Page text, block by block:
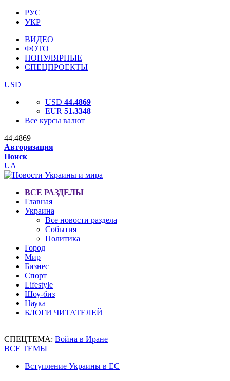
РУС
УКР
ВИДЕО
ФОТО
ПОПУЛЯРНЫЕ
СПЕЦПРОЕКТЫ
USD
USD 44.4869
EUR 51.3348
Все курсы валют
44.4869
Авторизация
Поиск
UA
ВСЕ РАЗДЕЛЫ
Главная
Украина
Все новости раздела
События
Политика
Город
Мир
Бизнес
Спорт
Lifestyle
Шоу-биз
Наука
БЛОГИ ЧИТАТЕЛЕЙ
СПЕЦТЕМА: Война в Иране
ВСЕ ТЕМЫ
Вступление Украины в ЕС